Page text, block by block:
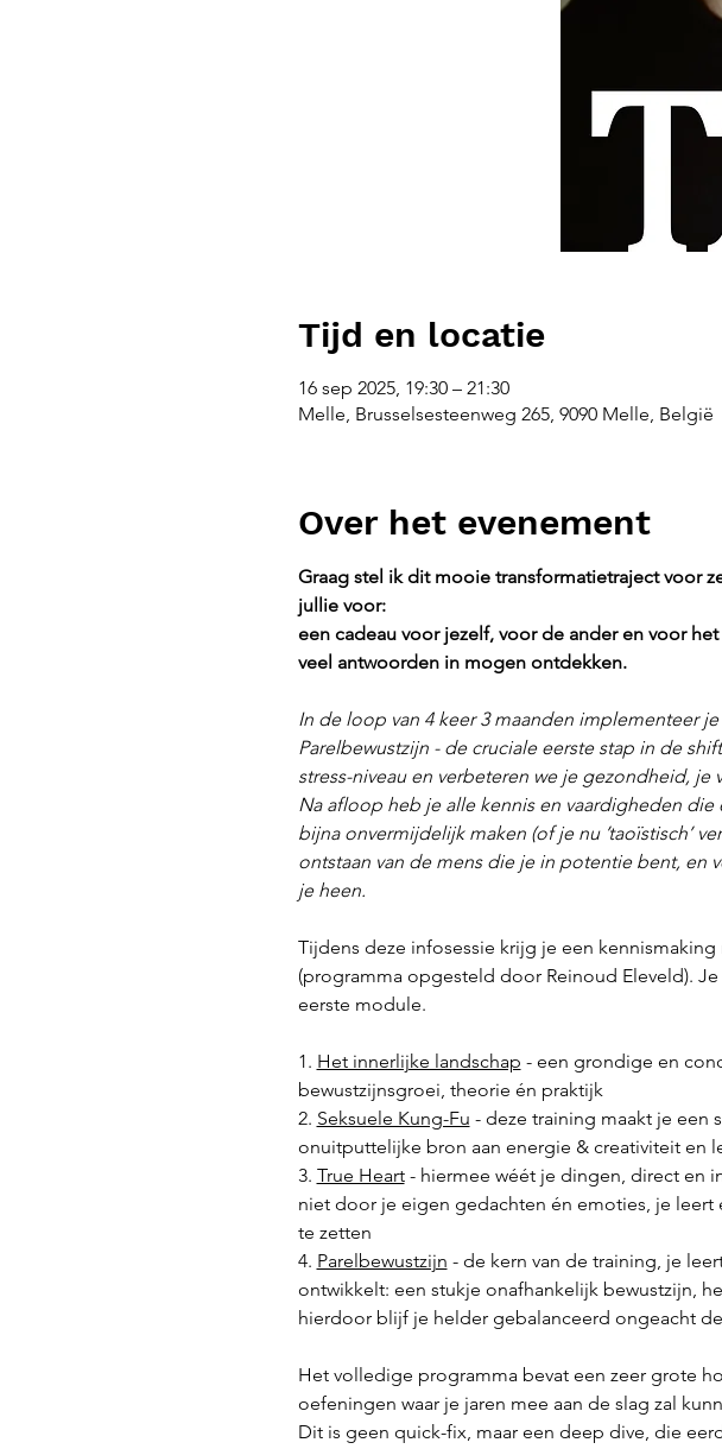
Tijd en locatie
16 sep 2025, 19:30 – 21:30
Melle, Brusselsesteenweg 265, 9090 Melle, België
Over het evenement
Graag stel ik dit mooie transformatietraject voor
jullie voor:
een cadeau voor jezelf, voor de ander en voor
veel antwoorden in mogen ontdekken.
In de loop van 4 keer 3 maanden implementeer
Parelbewustzijn - de cruciale eerste stap in de
stress-niveau en verbeteren we je gezondheid, je
Na afloop heb je alle kennis en vaardigheden
bijna onvermijdelijk maken (of je nu ’taoïstisch’
ontstaan van de mens die je in potentie bent, en
je heen.
Tijdens deze infosessie krijg je een
(programma opgesteld door Reinoud Eleveld).
eerste module.
1. Het innerlijke landschap - een grondige en
bewustzijnsgroei, theorie én praktijk
2. Seksuele Kung-Fu - deze training maakt je een
onuitputtelijke bron aan energie & creativiteit en
3. True Heart - hiermee wéét je dingen, direct en
niet door je eigen gedachten én emoties, je
te zetten
4. Parelbewustzijn - de kern van de training, je
ontwikkelt: een stukje onafhankelijk bewustzijn,
hierdoor blijf je helder gebalanceerd ongeacht
Het volledige programma bevat een zeer grote
oefeningen waar je jaren mee aan de slag zal
Dit is geen quick-fix, maar een deep dive, die